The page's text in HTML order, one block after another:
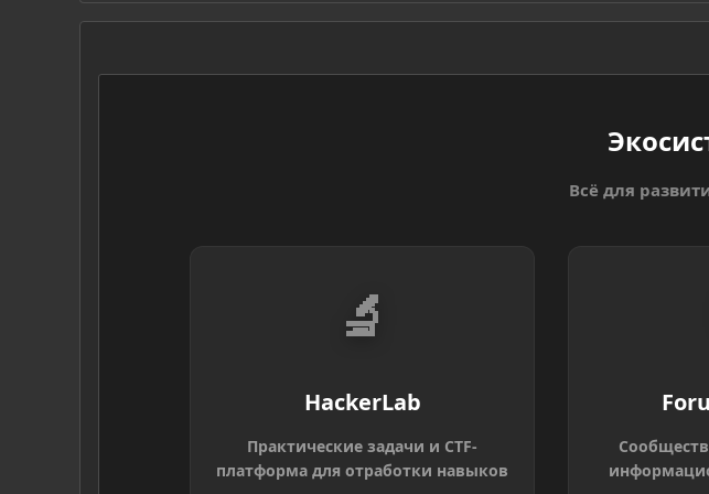
Всё для
🔬
HackerLab
Практические задачи и CTF-
платформа для отработки навыков